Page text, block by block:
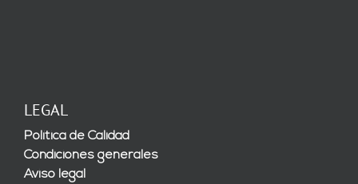
LEGAL
Política de Calidad
Condiciones generales
Aviso legal